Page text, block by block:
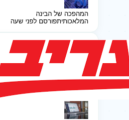
המהפכה של הבינה
המלאכותיתפורסם לפני שעה